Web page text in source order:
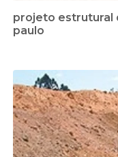
projeto estrutural
paulo